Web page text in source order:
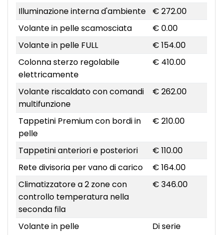
Illuminazione interna d'ambiente
€ 272.00
Volante in pelle scamosciata
€ 0.00
Volante in pelle FULL
€ 154.00
Colonna sterzo regolabile
elettricamente
€ 410.00
Volante riscaldato con comandi
multifunzione
€ 262.00
Tappetini Premium con bordi in
pelle
€ 210.00
Tappetini anteriori e posteriori
€ 110.00
Rete divisoria per vano di carico
€ 164.00
Climatizzatore a 2 zone con
controllo temperatura nella
seconda fila
€ 346.00
Volante in pelle
Di serie